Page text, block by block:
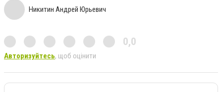
Никитин Андрей Юрьевич
0,0
Авторизуйтесь, щоб оцінити